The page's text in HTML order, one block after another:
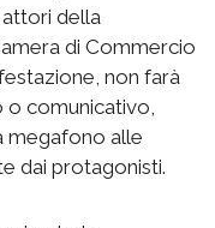
della
di Commercio
non farà
comunicativo,
megafono alle
dai protagonisti.